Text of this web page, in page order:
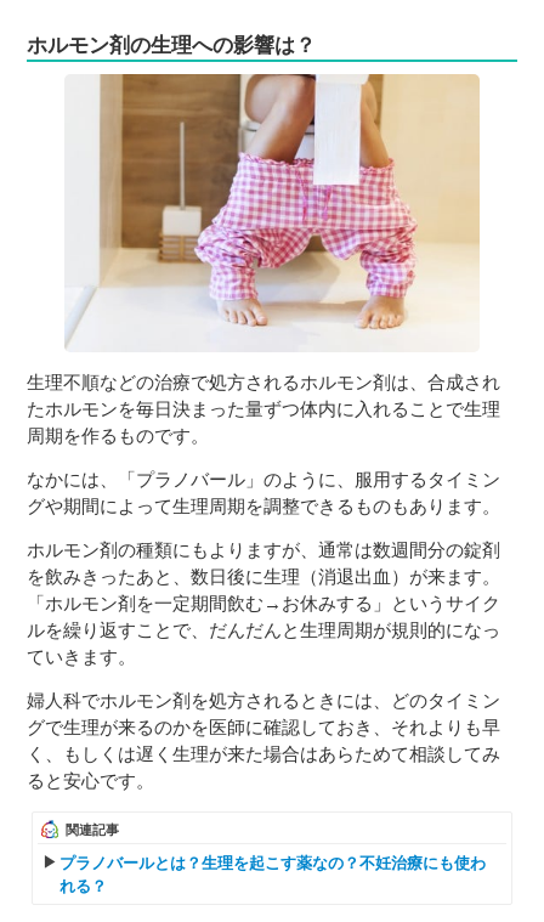
ホルモン剤の生理への影響は？
生理不順などの治療で処方されるホルモン剤は、合成され
たホルモンを毎日決まった量ずつ体内に入れることで生理
周期を作るものです。
なかには、「プラノバール」のように、服用するタイミン
グや期間によって生理周期を調整できるものもあります。
ホルモン剤の種類にもよりますが、通常は数週間分の錠剤
を飲みきったあと、数日後に生理（消退出血）が来ます。
「ホルモン剤を一定期間飲む→お休みする」というサイク
ルを繰り返すことで、だんだんと生理周期が規則的になっ
ていきます。
婦人科でホルモン剤を処方されるときには、どのタイミン
グで生理が来るのかを医師に確認しておき、それよりも早
く、もしくは遅く生理が来た場合はあらためて相談してみ
ると安心です。
関連記事
プラノバールとは？生理を起こす薬なの？不妊治療にも使わ
れる？